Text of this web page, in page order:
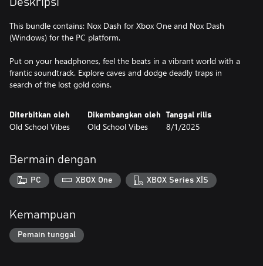
Deskripsi
This bundle contains: Nox Dash for Xbox One and Nox Dash
(Windows) for the PC platform.
Put on your headphones, feel the beats in a vibrant world with a
frantic soundtrack. Explore caves and dodge deadly traps in
search of the lost gold coins.
Diterbitkan oleh
Old School Vibes
Dikembangkan oleh
Old School Vibes
Tanggal rilis
8/1/2025
Bermain dengan
PC XBOX One XBOX Series X|S
Kemampuan
Pemain tunggal